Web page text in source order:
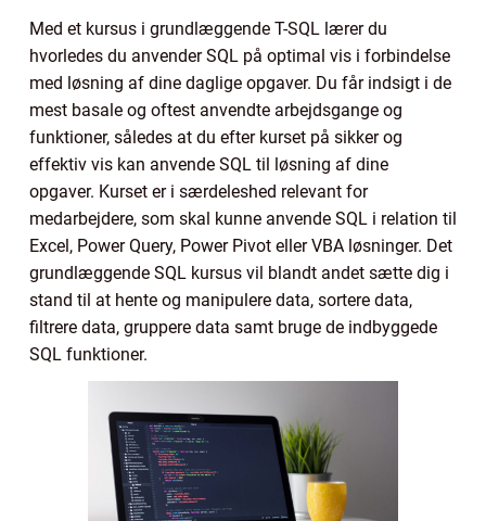
Med et kursus i grundlæggende T-SQL lærer du
hvorledes du anvender SQL på optimal vis i forbindelse
med løsning af dine daglige opgaver. Du får indsigt i de
mest basale og oftest anvendte arbejdsgange og
funktioner, således at du efter kurset på sikker og
effektiv vis kan anvende SQL til løsning af dine
opgaver. Kurset er i særdeleshed relevant for
medarbejdere, som skal kunne anvende SQL i relation til
Excel, Power Query, Power Pivot eller VBA løsninger. Det
grundlæggende SQL kursus vil blandt andet sætte dig i
stand til at hente og manipulere data, sortere data,
filtrere data, gruppere data samt bruge de indbyggede
SQL funktioner.